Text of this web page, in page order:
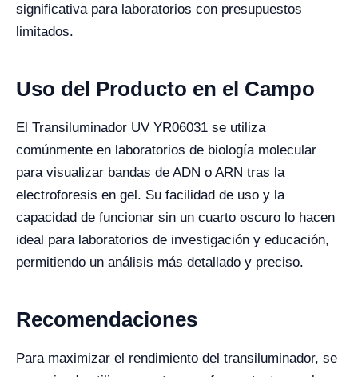
significativa para laboratorios con presupuestos
limitados.
Uso del Producto en el Campo
El Transiluminador UV YR06031 se utiliza
comúnmente en laboratorios de biología molecular
para visualizar bandas de ADN o ARN tras la
electroforesis en gel. Su facilidad de uso y la
capacidad de funcionar sin un cuarto oscuro lo hacen
ideal para laboratorios de investigación y educación,
permitiendo un análisis más detallado y preciso.
Recomendaciones
Para maximizar el rendimiento del transiluminador, se